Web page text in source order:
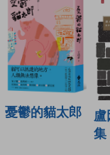
憂鬱的貓太郎
盧
集